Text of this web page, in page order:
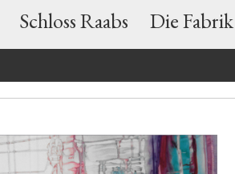
Schloss Raabs
Die Fabrik